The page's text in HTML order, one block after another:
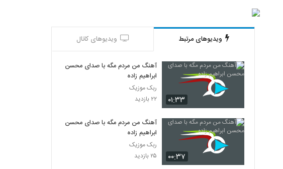
110
آهنگ آره آره از محمد رستمی(پاپ)
موزیک زیبای پاکت نامه از سپهر خلسه
۲,۰۹۳ بازدید
Meysam Ebrahimi Bighararam
۶۹۰ بازدید
ویدیوهای مرتبط ویدیوهای کانال
۰۱:۳۳
آهنگ من مردم مگه با صدای محسن
ابراهیم زاده
ربک موزیک
۲۲ بازدید
۰۰:۳۷
آهنگ من مردم مگه با صدای محسن
ابراهیم زاده
ربک موزیک
۲۵ بازدید